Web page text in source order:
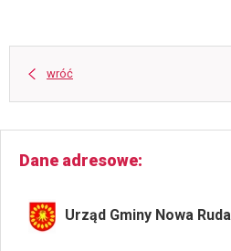
wróć
Dane adresowe
Urząd Gminy Nowa Ruda